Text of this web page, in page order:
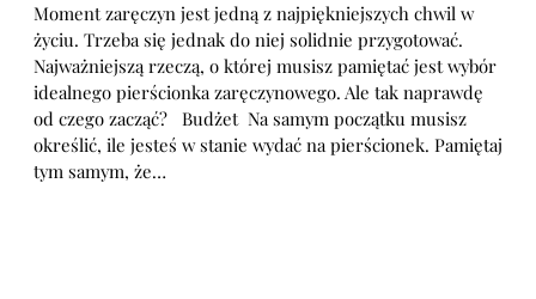
Moment zaręczyn jest jedną z najpiękniejszych chwil w
życiu. Trzeba się jednak do niej solidnie przygotować.
Najważniejszą rzeczą, o której musisz pamiętać jest wybór
idealnego pierścionka zaręczynowego. Ale tak naprawdę
od czego zacząć? Budżet Na samym początku musisz
określić, ile jesteś w stanie wydać na pierścionek. Pamiętaj
tym samym, że…